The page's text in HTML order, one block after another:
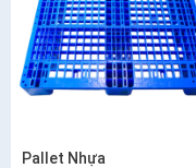
Pallet Nhựa